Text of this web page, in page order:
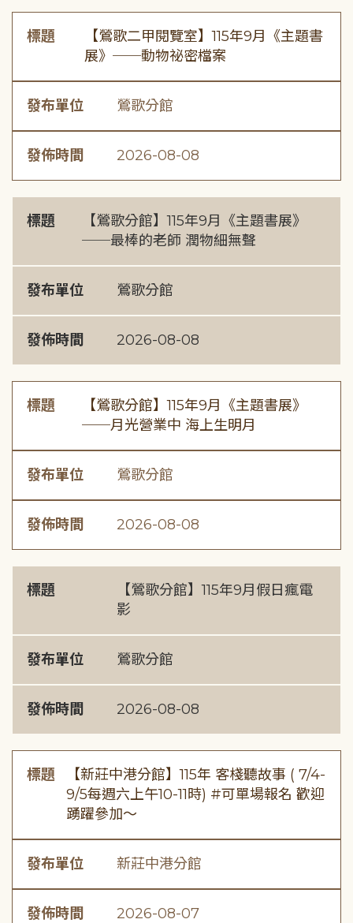
標題
【鶯歌二甲閱覽室】115年9月《主題書
展》──動物祕密檔案
發布單位 鶯歌分館
發佈時間 2026-08-08
標題
【鶯歌分館】115年9月《主題書展》
──最棒的老師 潤物細無聲
發布單位 鶯歌分館
發佈時間 2026-08-08
標題
【鶯歌分館】115年9月《主題書展》
──月光營業中 海上生明月
發布單位 鶯歌分館
發佈時間 2026-08-08
標題
【鶯歌分館】115年9月假日瘋電
影
發布單位 鶯歌分館
發佈時間 2026-08-08
標題
【新莊中港分館】115年 客棧聽故事 ( 7/4-
9/5每週六上午10-11時) #可單場報名 歡迎
踴躍參加～
發布單位 新莊中港分館
發佈時間 2026-08-07